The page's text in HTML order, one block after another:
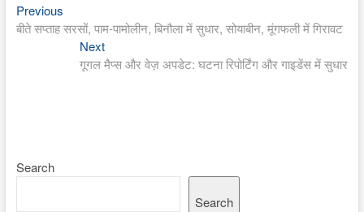
Post
navigation
PreviousPrevious
post:
बीते सप्ताह सरसों, पाम-पामोलीन, बिनौला में सुधार, सोयाबीन, मूंगफली में गिरावट
NextNext
post:
गूगल मैप्स और वेज़ अपडेट: घटना रिपोर्टिंग और गाइडेंस में सुधार
Search
Search